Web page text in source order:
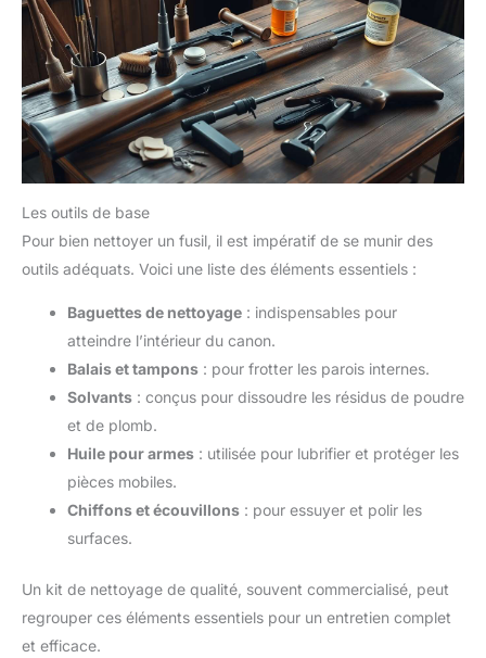
Les outils de base
Pour bien nettoyer un fusil, il est impératif de se munir des
outils adéquats. Voici une liste des éléments essentiels :
Baguettes de nettoyage : indispensables pour
atteindre l’intérieur du canon.
Balais et tampons : pour frotter les parois internes.
Solvants : conçus pour dissoudre les résidus de poudre
et de plomb.
Huile pour armes : utilisée pour lubrifier et protéger les
pièces mobiles.
Chiffons et écouvillons : pour essuyer et polir les
surfaces.
Un kit de nettoyage de qualité, souvent commercialisé, peut
regrouper ces éléments essentiels pour un entretien complet
et efficace.